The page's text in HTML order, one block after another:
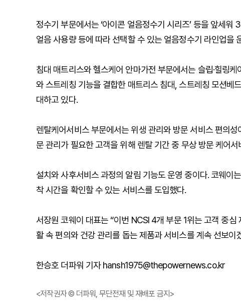
정수기 부문에서는 ‘아이콘 얼음정수기 시리즈’ 등을 앞세워
얼음 사용량 등에 따라 선택할 수 있는 얼음정수기 라인업을
침대 매트리스와 헬스케어 안마가전 부문에서는 슬립·힐링
와 스트레칭 기능을 결합한 매트리스 침대, 스트레칭 모션베
대하고 있다.
렌탈케어서비스 부문에서는 위생 관리와 방문 서비스 편의
문 관리가 필요한 고객을 위해 렌탈 기간 중 무상 방문 케어
설치와 사후서비스 과정의 알림 기능도 운영 중이다. 코웨이
착 시간을 확인할 수 있는 서비스를 도입했다.
서장원 코웨이 대표는 “이번 NCSI 4개 부문 1위는 고객 중
활 속 편의와 건강 관리를 돕는 제품과 서비스를 계속 선보이
한승호 더파워 기자 hansh1975@thepowernews.co.kr
<저작권자 © 더파워, 무단전재 및 재배포 금지>